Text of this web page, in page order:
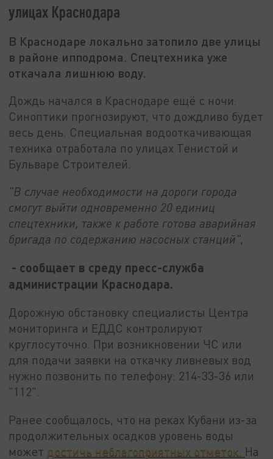
улицах Краснодара
В Краснодаре локально затопило две улицы
в районе ипподрома. Спецтехника уже
откачала лишнюю воду.
Дождь начался в Краснодаре ещё с ночи.
Синоптики прогнозируют, что дождливо будет
весь день. Специальная водооткачивающая
техника отработала по улицах Тенистой и
Бульваре Строителей.
"В случае необходимости на дороги города
смогут выйти одновременно 20 единиц
спецтехники, также к работе готова аварийная
бригада по содержанию насосных станций",
- сообщает в среду пресс-служба
администрации Краснодара.
Дорожную обстановку специалисты Центра
мониторинга и ЕДДС контролируют
круглосуточно. При возникновении ЧС или
для подачи заявки на откачку ливневых вод
нужно позвонить по телефону: 214-33-36 или
"112".
Ранее сообщалось, что на реках Кубани из-за
продолжительных осадков уровень воды
может достичь неблагоприятных отметок. На